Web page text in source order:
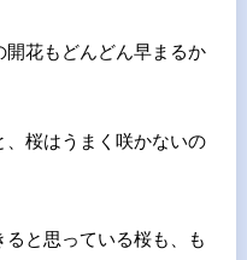
開花もどんどん早まるか
、桜はうまく咲かないの
と思っている桜も、も